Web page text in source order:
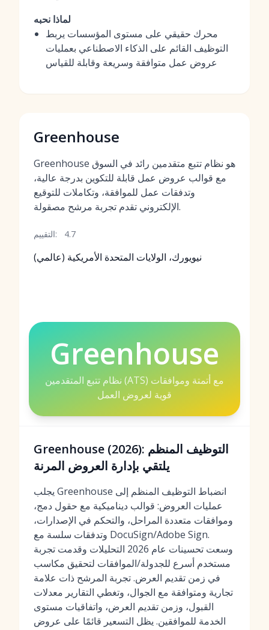
لماذا نحبه
محرك حقيقي على مستوى المؤسسات يربط
التوظيف القائم على الذكاء الاصطناعي بعمليات
عروض عمل متوافقة وسريعة وقابلة للقياس
Greenhouse
Greenhouse هو نظام تتبع متقدمين رائد في السوق
مع قوالب عروض عمل قابلة للتكوين بدرجة عالية،
وتدفقات عمل للموافقة، وتكاملات للتوقيع
الإلكتروني تقدم تجربة مرشح مصقولة.
التقييم: 4.7
نيويورك، الولايات المتحدة الأمريكية (عالمي)
Greenhouse
نظام تتبع المتقدمين (ATS) مع أتمتة وموافقات
قوية لعروض العمل
Greenhouse (2026): التوظيف المنظم
يلتقي بإدارة العروض المرنة
يجلب Greenhouse انضباط التوظيف المنظم إلى
عمليات العروض: قوالب ديناميكية مع حقول دمج،
وموافقات متعددة المراحل، والتحكم في الإصدارات،
وتدفقات سلسة مع DocuSign/Adobe Sign.
وسعت تحسينات عام 2026 التحليلات وقدمت تجربة
مستخدم أسرع للجدولة/الموافقات لتحقيق مكاسب
في زمن تقديم العرض. تجربة المرشح ذات علامة
تجارية ومتوافقة مع الجوال، وتغطي التقارير معدلات
القبول، وزمن تقديم العرض، واتفاقيات مستوى
الخدمة للموافقين. يظل التسعير قائمًا على عروض